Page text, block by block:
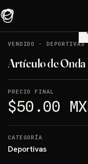
VENDIDO
· DEPORTIVAS
Artículo de Onda
PRECIO FINAL
$50.00
CATEGORÍA
Deportivas